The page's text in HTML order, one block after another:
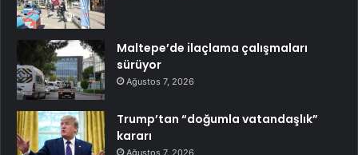
Maltepe’de ilaçlama çalışmaları
sürüyor
Ağustos 7, 2026
Trump’tan “doğumla vatandaşlık”
kararı
Ağustos 7, 2026